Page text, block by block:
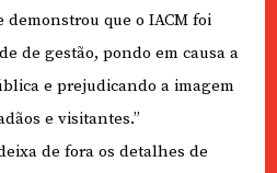
que o IACM foi
de gestão, pondo em causa a
e prejudicando a imagem
e visitantes.”
de fora os detalhes de